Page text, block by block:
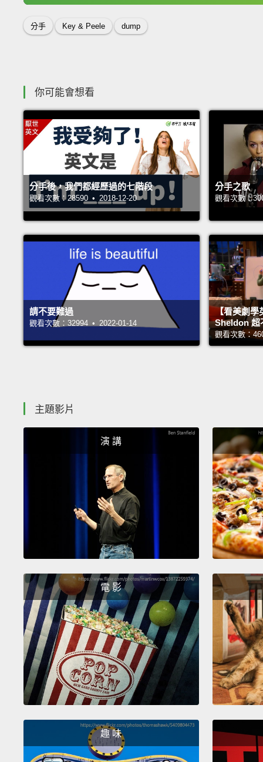
分手 Key & Peele dump
你可能會想看
分手後，我們都經歷過的七階段
觀看次數：28590 • 2018-12-20
分手之歌
觀看次數：
請不要難過
觀看次數：32994 • 2022-01-14
【看美劇
Sheldon 超
觀看次數：
主題影片
演 講
電 影
趣 味